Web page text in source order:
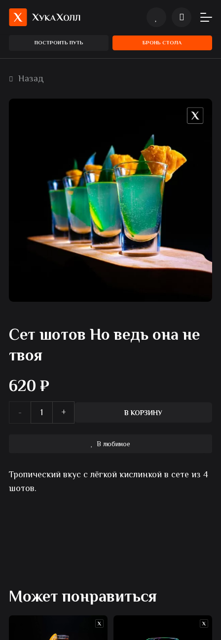
ПОСТРОИТЬ ПУТЬ БРОНЬ СТОЛА
Назад
Сет шотов Но ведь она не
твоя
620 ₽
Количество
шотов
твоя
В КОРЗИНУ
В любимое
Тропический вкус с лёгкой кислинкой в сете из 4
шотов.
Может понравиться